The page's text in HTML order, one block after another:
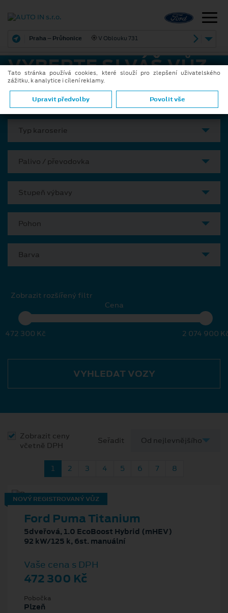
Praha – Průhonice V Oblouku 731
VYBERTE SI VÁŠ VŮZ
Model
Typ karoserie
Palivo / převodovka
Stupeň výbavy
Pohon
Barva
Zobrazit rozšířený filtr
Cena
472 300 Kč 2 074 900
VYHLEDAT VOZY
Zobrazit ceny
včetně DPH
Seřadit
1 2 3 4 5 6 7 8
NOVÝ REGISTROVANÝ VŮZ
Ford Puma Titanium
5dveřová, 1.0 EcoBoost Hybrid (mHEV)
92 kW/125 k, 6st. manuální
Vaše cena s DPH
472 300 Kč
Pobočka
Plzeň
Tato stránka používá cookies, které slouží pro zlepšení uživatelského
zážitku, k analytice i cílení reklamy.
Upravit předvolby Povolit vše